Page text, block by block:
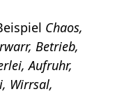
Chaos,
Betrieb,
Aufruhr,
Wirrsal,